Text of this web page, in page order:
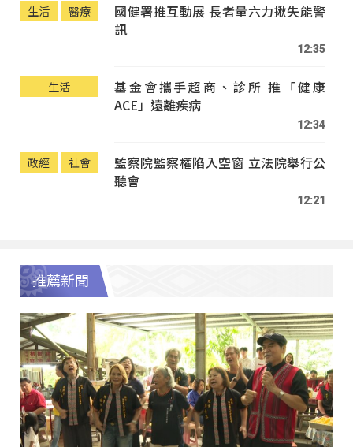
生活 醫療
國健署推互動展 長者量六力揪失能警
訊
12:35
生活
基金會攜手超商、診所 推「健康
ACE」遠離疾病
12:34
政經 社會
監察院監察權陷入空窗 立法院舉行公
聽會
12:21
推薦新聞